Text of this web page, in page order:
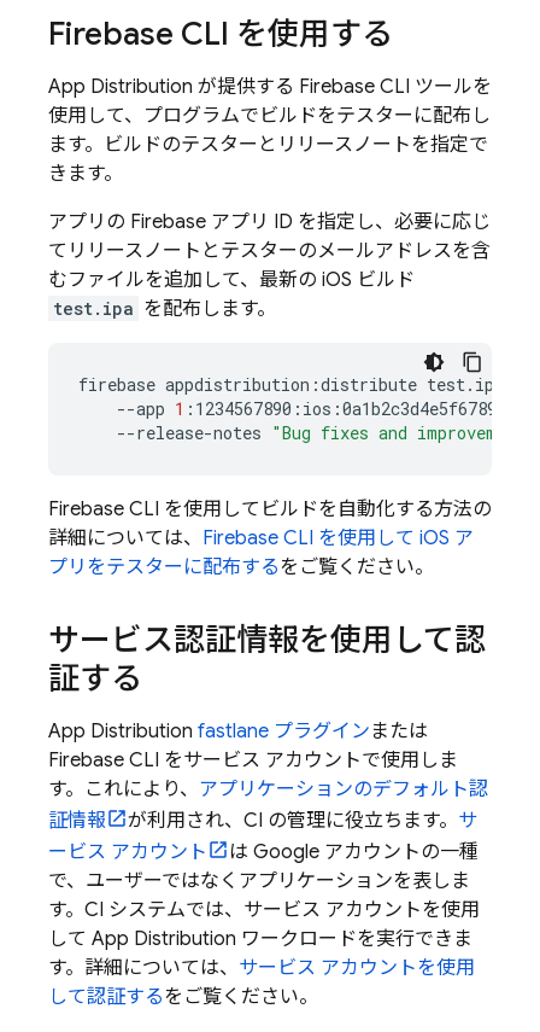
Firebase CLI を使用する
App Distribution が提供する Firebase CLI ツールを
使用して、プログラムでビルドをテスターに配布し
ます。ビルドのテスターとリリースノートを指定で
きます。
アプリの Firebase アプリ ID を指定し、必要に応じ
てリリースノートとテスターのメールアドレスを含
むファイルを追加して、最新の iOS ビルド
test.ipa を配布します。
firebase appdistribution:distribute test.ipa
--app 1 :1234567890:ios:0a1b2c3d4e5f67890
--release-notes "Bug fixes and
Firebase CLI を使用してビルドを自動化する方法の
詳細については、 Firebase CLI を使用して iOS ア
プリをテスターに配布するをご覧ください。
サービス認証情報を使用して認
証する
App Distribution fastlane プラグイン または
Firebase CLI をサービス アカウントで使用しま
す。これにより、 アプリケーションのデフォルト認
証情報
が利用され、CI の管理に役立ちます。 サ
ービス アカウント
は Google アカウントの一種
で、ユーザーではなくアプリケーションを表しま
す。CI システムでは、サービス アカウントを使用
して App Distribution ワークロードを実行できま
す。詳細については、 サービス アカウントを使用
して認証するをご覧ください。